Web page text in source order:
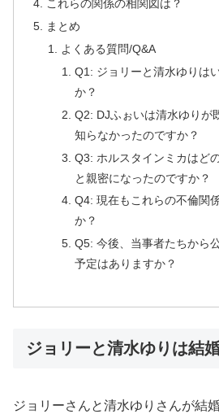
これらの関係の相関図は？
まとめ
よくある質問/Q&A
Q1: ジョリーと清水ゆりは
か？
Q2: DJふぉいは清水ゆりが
知らなかったのですか？
Q3: ホルスタインミカはど
と親密になったのですか？
Q4: 現在もこれらの不倫関
か？
Q5: 今後、当事者たちから
予定はありますか？
ジョリーと清水ゆりは結
ジョリーさんと清水ゆりさんが結